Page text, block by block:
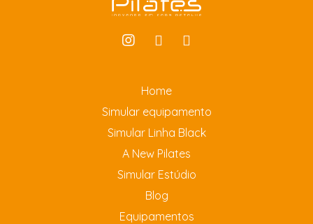
Home
Simular equipamento
Simular Linha Black
A New Pilates
Simular Estúdio
Blog
Equipamentos